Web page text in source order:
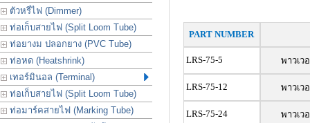
ตัวหรี่ไฟ (Dimmer)
ท่อเก็บสายไฟ (Split Loom Tube)
ท่อยางม ปลอกยาง (PVC Tube)
ท่อหด (Heatshrink)
เทอร์มินอล (Terminal)
ท่อเก็บสายไฟ (Split Loom Tube)
ท่อมาร์คสายไฟ (Marking Tube)
PART NUMBER
LRS-75-5 พาวเว
LRS-75-12 พาวเว
LRS-75-24 พาวเว